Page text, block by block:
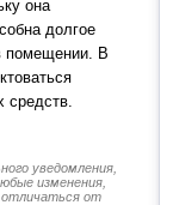
она
долгое
помещении. В
средств.
уведомления,
изменения,
от